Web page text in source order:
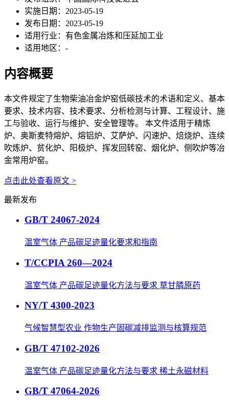
实施日期： 2023-05-19
发布日期： 2023-05-19
适用行业： 有色金属冶炼和压延加工业
适用地区： -
内容概要
本文件规定了生物柴油冶金炉窑低碳技术的术语和定义、基本
要求、技术内容、技术要求、分析检测与计算、工程设计、施
工与验收、运行与维护、安全管理等。 本文件适用于精炼
炉、奥斯麦特熔炉、熔铝炉、艾萨炉、闪速炉、焙烧炉、连续
吹炼炉、贫化炉、阳极炉、挥发回转窑、烟化炉、侧吹炉等冶
金常用炉窑。
点击此处查看原文 >
最新发布
GB/T 24067-2024
温室气体 产品碳足迹量化要求和指南
T/CCPIA 260—2024
温室气体 产品碳足迹量化方法与要求 草甘膦原药
NY/T 4300-2023
气候智慧型农业 作物生产固碳减排监测与核算规范
GB/T 47102-2026
温室气体 产品碳足迹量化方法与要求 稀土永磁材料
GB/T 47064-2026